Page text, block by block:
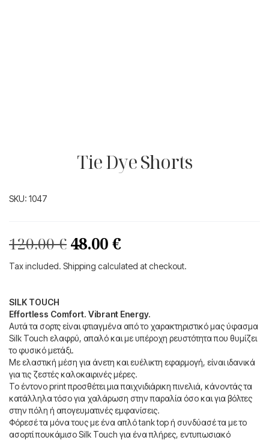
Tie Dye Shorts
SKU: 1047
120.00€ Original
price
120.00 €.
48.00 €Η
τρέχουσα
είναι:
48.00 €.
Tax included. Shipping calculated at checkout.
SILK TOUCH
Effortless Comfort. Vibrant Energy.
Αυτά τα σορτς είναι φτιαγμένα από το χαρακτηριστικό μας ύφασμα
Silk Touch ελαφρύ, απαλό και με υπέροχη ρευστότητα που θυμίζει
το φυσικό μετάξι.
Με ελαστική μέση για άνετη και ευέλικτη εφαρμογή, είναι ιδανικά
για τις ζεστές καλοκαιρινές μέρες.
Το έντονο print προσθέτει μια παιχνιδιάρικη πινελιά, κάνοντάς τα
κατάλληλα τόσο για χαλάρωση στην παραλία όσο και για βόλτες
στην πόλη ή απογευματινές εμφανίσεις.
Φόρεσέ τα μόνα τους με ένα απλό tank top ή συνδύασέ τα με το
ασορτί πουκάμισο Silk Touch για ένα πλήρες, εντυπωσιακό